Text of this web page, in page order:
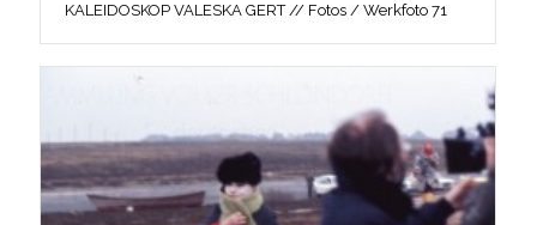
KALEIDOSKOP VALESKA GERT // Fotos / Werkfoto 71